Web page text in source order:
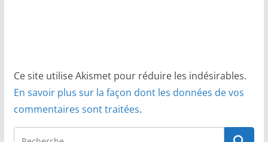
Ce site utilise Akismet pour réduire les indésirables.
En savoir plus sur la façon dont les données de vos
commentaires sont traitées.